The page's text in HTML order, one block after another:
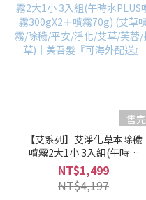
售完
【艾系列】艾淨化草本除穢
噴霧2大1小 3入組(午時水
PLUS噴霧300gX2＋噴霧
70g) (艾草噴霧/除穢/平安/淨
化/艾草/芙蓉/抹草)｜美吾髮
NT$1,499
NT$4,197